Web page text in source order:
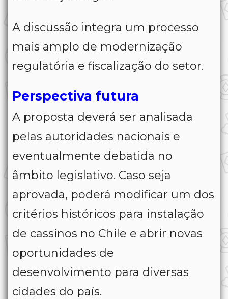
A discussão integra um processo
mais amplo de modernização
regulatória e fiscalização do setor.
Perspectiva futura
A proposta deverá ser analisada
pelas autoridades nacionais e
eventualmente debatida no
âmbito legislativo. Caso seja
aprovada, poderá modificar um dos
critérios históricos para instalação
de cassinos no Chile e abrir novas
oportunidades de
desenvolvimento para diversas
cidades do país.